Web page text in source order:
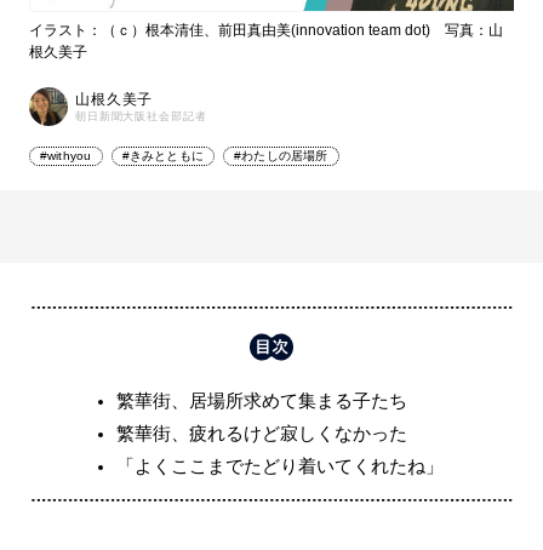
イラスト：（ｃ）根本清佳、前田真由美(innovation team dot) 写真：山
根久美子
山根久美子
朝日新聞大阪社会部記者
#withyou #きみとともに #わたしの居場所
繁華街、居場所求めて集まる子たち
繁華街、疲れるけど寂しくなかった
「よくここまでたどり着いてくれたね」